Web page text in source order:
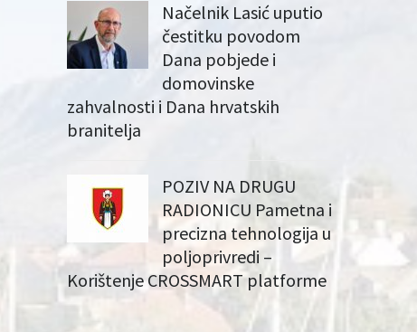
Načelnik Lasić uputio
čestitku povodom
Dana pobjede i
domovinske
zahvalnosti i Dana hrvatskih
branitelja
POZIV NA DRUGU
RADIONICU Pametna i
precizna tehnologija u
poljoprivredi –
Korištenje CROSSMART platforme